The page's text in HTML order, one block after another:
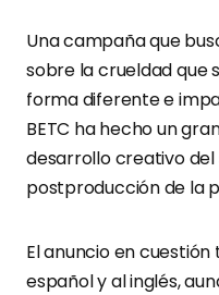
Una campaña que
sobre la crueldad que
forma diferente e
BETC ha hecho un
desarrollo creativo
postproducción de la
El anuncio en
español y al inglés,